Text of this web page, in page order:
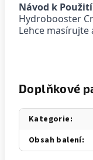
Návod k
Hydrobooster
Lehce
Doplňkové
Kategorie:
Obsah balení: